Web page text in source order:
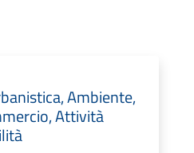
Ambiente,
Attività